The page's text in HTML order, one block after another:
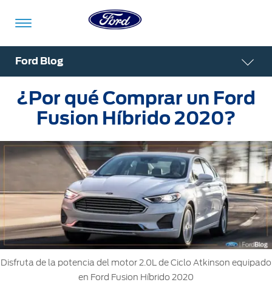
Acessibility
Vehículos
Compra
Compra
Cotízalos
Manéjalos
Promociones
ShowroomVirtual
Showroom
Virtual
Propietarios
Servicio
Beneficios
de
Servicio
Extensión
Garantía
Mi
Ford
Mi
Ford
Tecnologías
Tecnologías
Asistencia
Conectividad
Confort
Financiamiento
Ford
Iniciar
Iniciar
Sesión
Iniciar
Sesión
Registrarse
Ford Blog
¿Por qué Comprar un Ford
Fusion Híbrido 2020?
Disfruta de la potencia del motor 2.0L de Ciclo Atkinson equipado
en Ford Fusion Híbrido 2020